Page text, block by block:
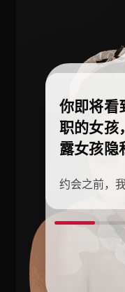
你即将看
职的女孩
露女孩隐
约会之前，